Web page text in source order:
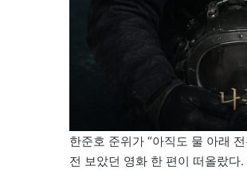
한준호 준위가 “아직도 물 아래
전 보았던 영화 한 편이 떠올랐